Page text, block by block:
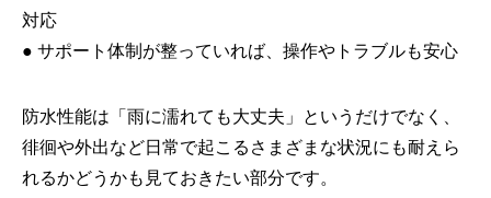
対応
● サポート体制が整っていれば、操作やトラブルも安心
防水性能は「雨に濡れても大丈夫」というだけでなく、
徘徊や外出など日常で起こるさまざまな状況にも耐えら
れるかどうかも見ておきたい部分です。